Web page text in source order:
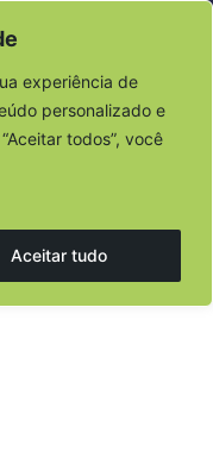
experiência de
personalizado e
todos”, você
Aceitar tudo